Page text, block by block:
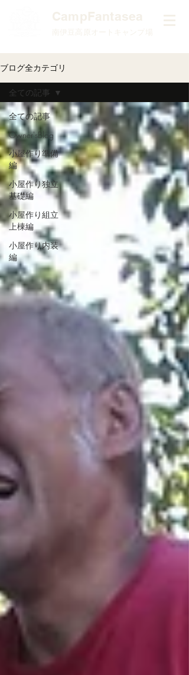
​CampFantasea
南伊豆高原オートキャンプ場
ブログ全カテゴリ
全ての記事
Owner'sBlog
小屋作り準備
編
小屋作り独立
基礎編
小屋作り組立
上棟編
小屋作り内装
編
全ての記事